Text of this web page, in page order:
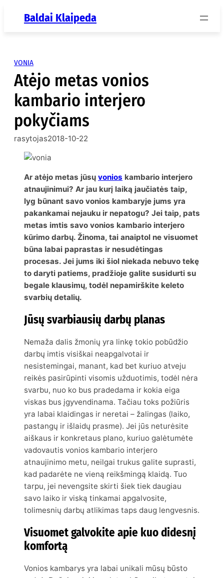
Baldai Klaipeda
VONIA
Atėjo metas vonios
kambario interjero
pokyčiams
rasytojas2018-10-22
Ar atėjo metas jūsų vonios kambario interjero
atnaujinimui? Ar jau kurį laiką jaučiatės taip,
lyg būnant savo vonios kambaryje jums yra
pakankamai nejauku ir nepatogu? Jei taip, pats
metas imtis savo vonios kambario interjero
kūrimo darbų. Žinoma, tai anaiptol ne visuomet
būna labai paprastas ir nesudėtingas
procesas. Jei jums iki šiol niekada nebuvo tekę
to daryti patiems, pradžioje galite susidurti su
begale klausimų, todėl nepamirškite keleto
svarbių detalių.
Jūsų svarbiausių darbų planas
Nemaža dalis žmonių yra linkę tokio pobūdžio
darbų imtis visiškai neapgalvotai ir
nesistemingai, manant, kad bet kuriuo atveju
reikės pasirūpinti visomis užduotimis, todėl nėra
svarbu, nuo ko bus pradedama ir kokia eiga
viskas bus įgyvendinama. Tačiau toks požiūris
yra labai klaidingas ir neretai – žalingas (laiko,
pastangų ir išlaidų prasme). Jei jūs neturėsite
aiškaus ir konkretaus plano, kuriuo galėtumėte
vadovautis vonios kambario interjero
atnaujinimo metu, neilgai trukus galite suprasti,
kad padarėte ne vieną reikšmingą klaidą. Tuo
tarpu, jei nevengsite skirti šiek tiek daugiau
savo laiko ir viską tinkamai apgalvosite,
tolimesnių darbų atlikimas taps daug lengvesnis.
Visuomet galvokite apie kuo didesnį
komfortą
Vonios kambarys yra labai unikali mūsų būsto